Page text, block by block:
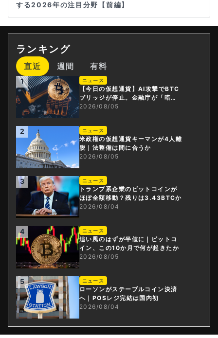
する2026年の注目分野【前編】
ランキング
直近 週間 有料
1 ニュース
【今日の仮想通貨】AI攻撃でBTC
ブリッジが停止。金融庁が「暗号
資産・ステーブルコイン課」新設
2026/08/05
2 ニュース
米政権の仮想通貨キーマンが4人離
脱｜法整備は間に合うか
2026/08/05
3 ニュース
トランプ系企業のビットコインが
ほぼ全額移動？残りは3.43BTCか
2026/08/04
4 ニュース
追い風のはずが半値に｜ビットコ
イン、この10か月で何が起きたか
2026/08/05
5 ニュース
ローソンがステーブルコイン決済
へ｜POSレジ完結は国内初
2026/08/04